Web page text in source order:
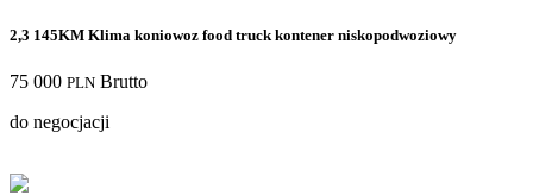
2,3 145KM Klima koniowoz food truck kontener niskopodwoziowy
75 000 PLN Brutto
do negocjacji